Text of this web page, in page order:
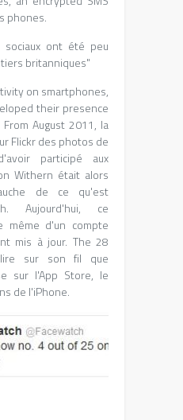
phones.
sociaux ont été peu
britanniques"
on smartphones,
their presence
August 2011, la
Flickr des photos de
participé aux
Withern était alors
de ce qu'est
. Aujourd'hui, ce
même d'un compte
mis à jour. The 28
sur son fil que
sur l'App Store, le
de l'iPhone.